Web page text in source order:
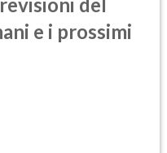
e i prossimi